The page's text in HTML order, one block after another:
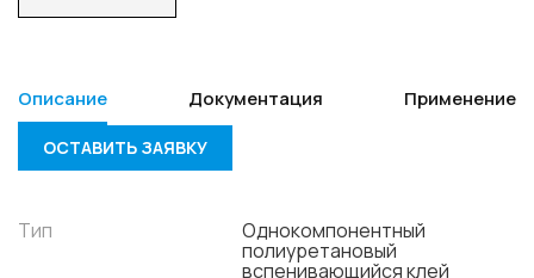
Описание Документация Применение
ОСТАВИТЬ ЗАЯВКУ
Тип Однокомпонентный
полиуретановый
вспенивающийся клей